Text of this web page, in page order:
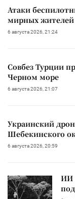
Атаки
мирных жителей
6 августа 2026, 21:24
Совбез Турции
Черном море
6 августа 2026, 21:07
Украинский
Шебекинского
6 августа 2026, 20:59
ИИ